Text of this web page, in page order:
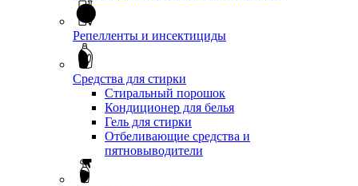
Репелленты и инсектициды
Средства для стирки
Стиральный порошок
Кондиционер для белья
Гель для стирки
Отбеливающие средства и
пятновыводители